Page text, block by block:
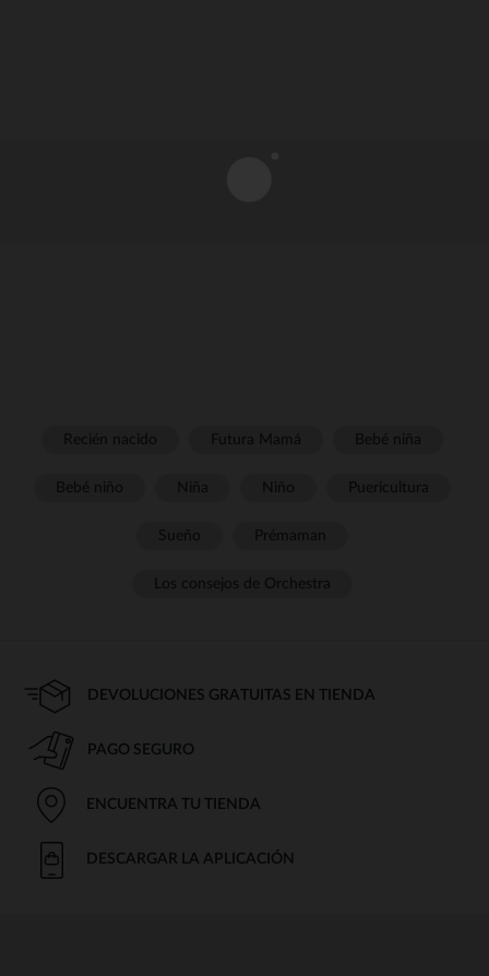
DEVOLUCIONES GRATUITAS EN TIENDA
PAGO SEGURO
ENCUENTRA TU TIENDA
DESCARGAR LA APLICACIÓN